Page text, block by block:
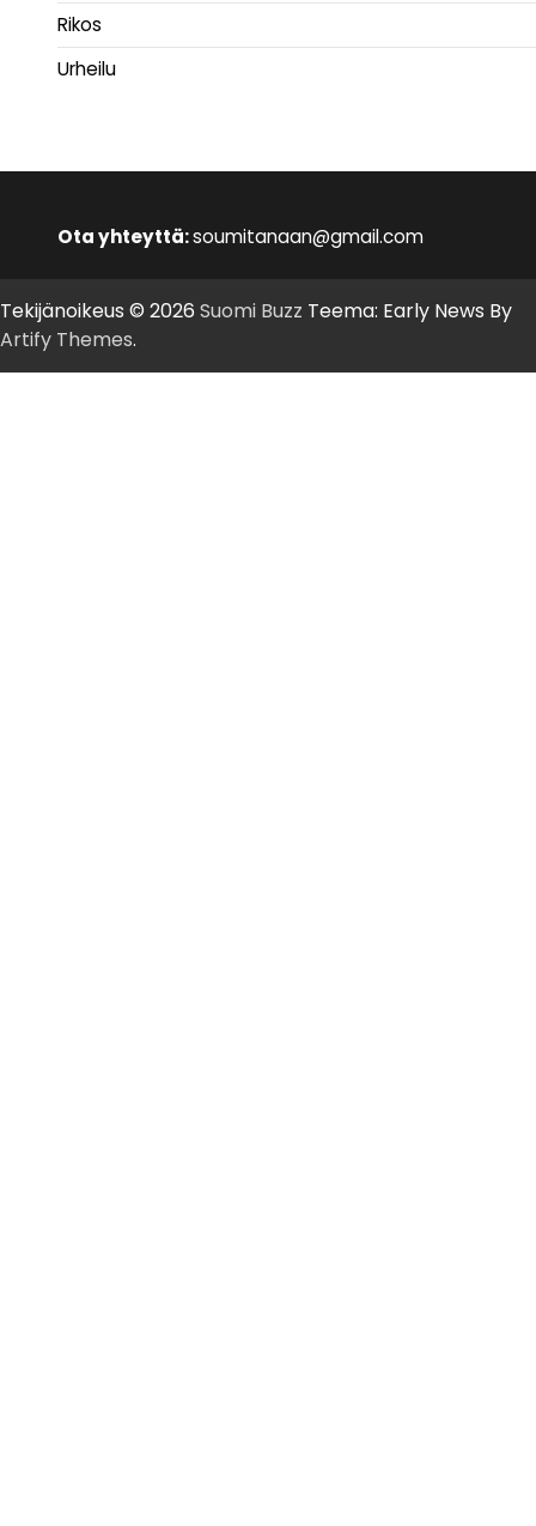
Rikos
Urheilu
Ota yhteyttä:soumitanaan@gmail.com
Tekijänoikeus © 2026 Suomi Buzz Teema: Early News By
Artify Themes.